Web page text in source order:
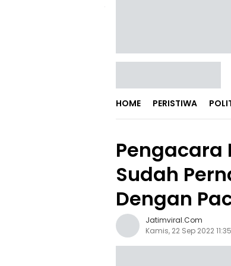
HOME PERISTIWA
Pengacara
Sudah
Dengan
Jatimviral.com
Kamis, 22 Sep 2022